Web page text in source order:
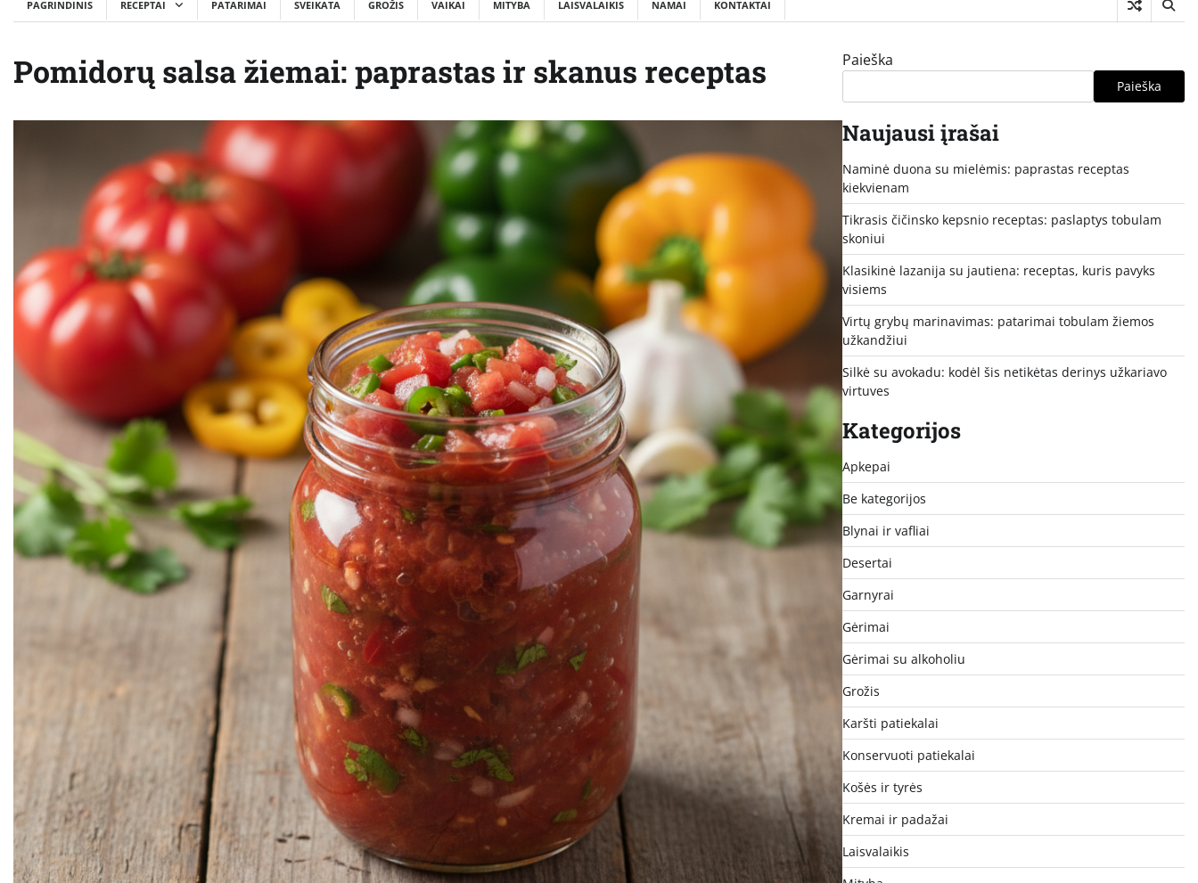
PAGRINDINIS RECEPTAI PATARIMAI SVEIKATA GROŽIS VAIKAI MITYBA LAISVALAIKIS NAMAI KONTAKTAI
Pomidorų salsa žiemai: paprastas ir skanus receptas Paieška
Paieška
Naujausi įrašai
Naminė duona su mielėmis: paprastas receptas
kiekvienam
Tikrasis čičinsko kepsnio receptas: paslaptys tobulam
skoniui
Klasikinė lazanija su jautiena: receptas, kuris pavyks
visiems
Virtų grybų marinavimas: patarimai tobulam žiemos
užkandžiui
Silkė su avokadu: kodėl šis netikėtas derinys užkariavo
virtuves
Kategorijos
Apkepai
Be kategorijos
Blynai ir vafliai
Desertai
Garnyrai
Gėrimai
Gėrimai su alkoholiu
Grožis
Karšti patiekalai
Konservuoti patiekalai
Košės ir tyrės
Kremai ir padažai
Laisvalaikis